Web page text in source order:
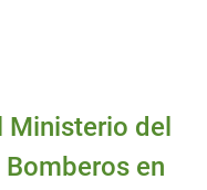
Ministerio del
en